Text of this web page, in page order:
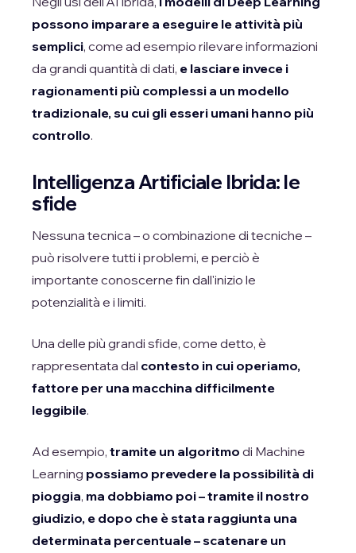
possono imparare a eseguire le attività più
semplici, come ad esempio rilevare informazioni
da grandi quantità di dati, e lasciare invece i
ragionamenti più complessi a un modello
tradizionale, su cui gli esseri umani hanno più
controllo.
Intelligenza Artificiale Ibrida: le
sfide
Nessuna tecnica – o combinazione di tecniche –
può risolvere tutti i problemi, e perciò è
importante conoscerne fin dall'inizio le
potenzialità e i limiti.
Una delle più grandi sfide, come detto, è
rappresentata dal contesto in cui operiamo,
fattore per una macchina difficilmente
leggibile.
Ad esempio, tramite un algoritmo di Machine
Learning possiamo prevedere la possibilità di
pioggia, ma dobbiamo poi – tramite il nostro
giudizio, e dopo che è stata raggiunta una
determinata percentuale – scatenare un